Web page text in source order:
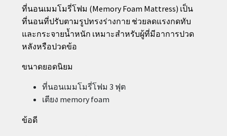
ที่นอนเมมโมรี่โฟม (Memory Foam Mattress) เป็น
ที่นอนที่ปรับตามรูปทรงร่างกาย ช่วยลดแรงกดทับ
และกระจายน้ำหนัก เหมาะสำหรับผู้ที่มีอาการปวด
หลังหรือปวดข้อ
ขนาดยอดนิยม
ที่นอนเมมโมรี่โฟม 3 ฟุต
เตียง memory foam
ข้อดี